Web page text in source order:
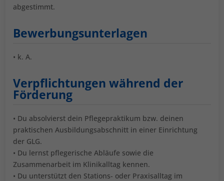
abgestimmt.
Bewerbungsunterlagen
• k. A.
Verpflichtungen während der
Förderung
• Du absolvierst dein Pflegepraktikum bzw. deinen
praktischen Ausbildungsabschnitt in einer Einrichtung
der GLG.
• Du lernst pflegerische Abläufe sowie die
Zusammenarbeit im Klinikalltag kennen.
• Du unterstützt den Stations- oder Praxisalltag im